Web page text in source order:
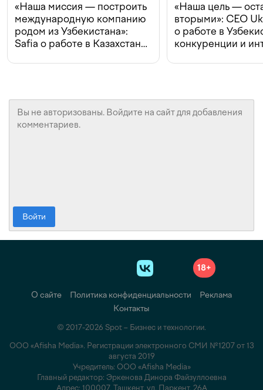
«Наша миссия — построить
международную компанию
родом из Узбекистана»:
Safia о работе в Казахстане,
«Наша цель —
вторыми»: CEO
о работе в
конкуренции и
Войти
18+
О сайте Политика конфиденциальности
Реклама
Контакты
© 2017-2026 Spot – Бизнес и технологии.
ООО «Afisha Media». Регистрации электронного СМИ №1207 от 13
августа 2019
Учредитель: ООО «Afisha Media»
Главный редактор: Эркенова Динора Файзуллоевна
Адрес: 100007, Ташкент, ул. Паркент, 26А